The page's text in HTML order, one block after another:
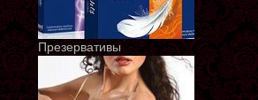
Презервативы